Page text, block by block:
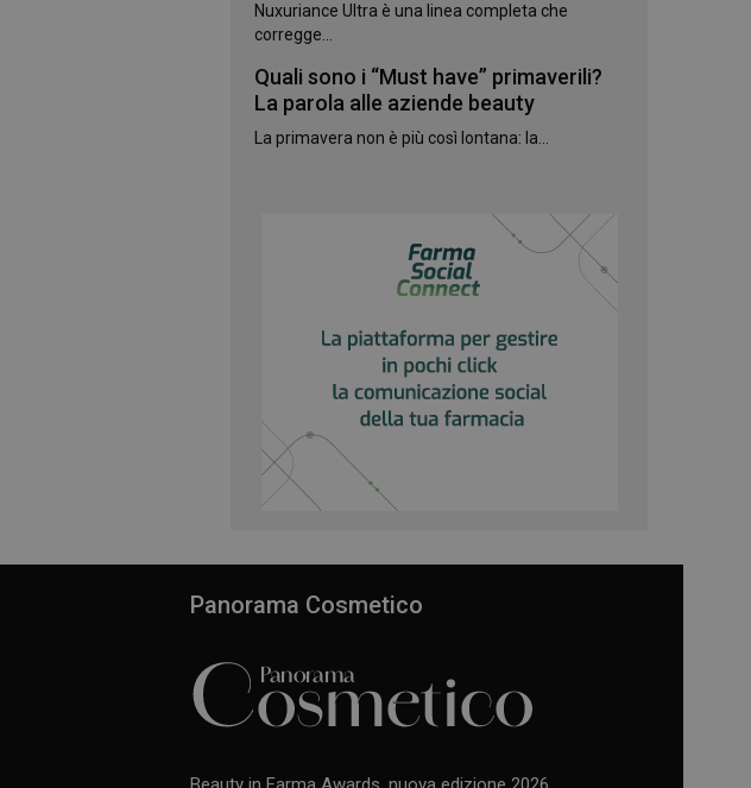
Nuxuriance Ultra è una linea completa che
corregge...
Quali sono i “Must have” primaverili?
La parola alle aziende beauty
La primavera non è più così lontana: la...
Panorama Cosmetico
casuale come identificatore del cliente. È incluso in ogni
richiesta di pagina in un sito e utilizzato per calcolare i
dati di visitatori, sessioni e campagne per i rapporti di
Questo cookie viene utilizzato da Google Analytics per
Questo cookie viene utilizzato dal servizio Cookie-